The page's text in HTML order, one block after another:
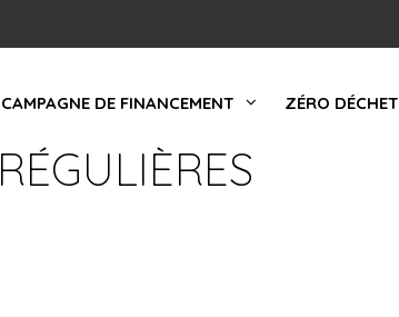
CAMPAGNE DE FINANCEMENT ZÉRO DÉCHET
RÉGULIÈRES